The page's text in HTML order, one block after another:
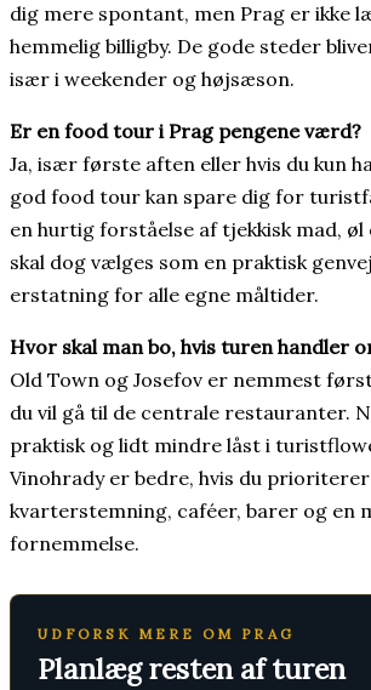
dig mere spontant, men Prag er ikke
hemmelig billigby. De gode steder
især i weekender og højsæson.
Er en food tour i Prag pengene værd?
Ja, især første aften eller hvis du kun
god food tour kan spare dig for
en hurtig forståelse af tjekkisk mad,
skal dog vælges som en praktisk
erstatning for alle egne måltider.
Hvor skal man bo, hvis turen handler
Old Town og Josefov er nemmest
du vil gå til de centrale restauranter.
praktisk og lidt mindre låst i
Vinohrady er bedre, hvis du prioriterer
kvarterstemning, caféer, barer og en
fornemmelse.
UDFORSK MERE OM PRAG
Planlæg resten af turen